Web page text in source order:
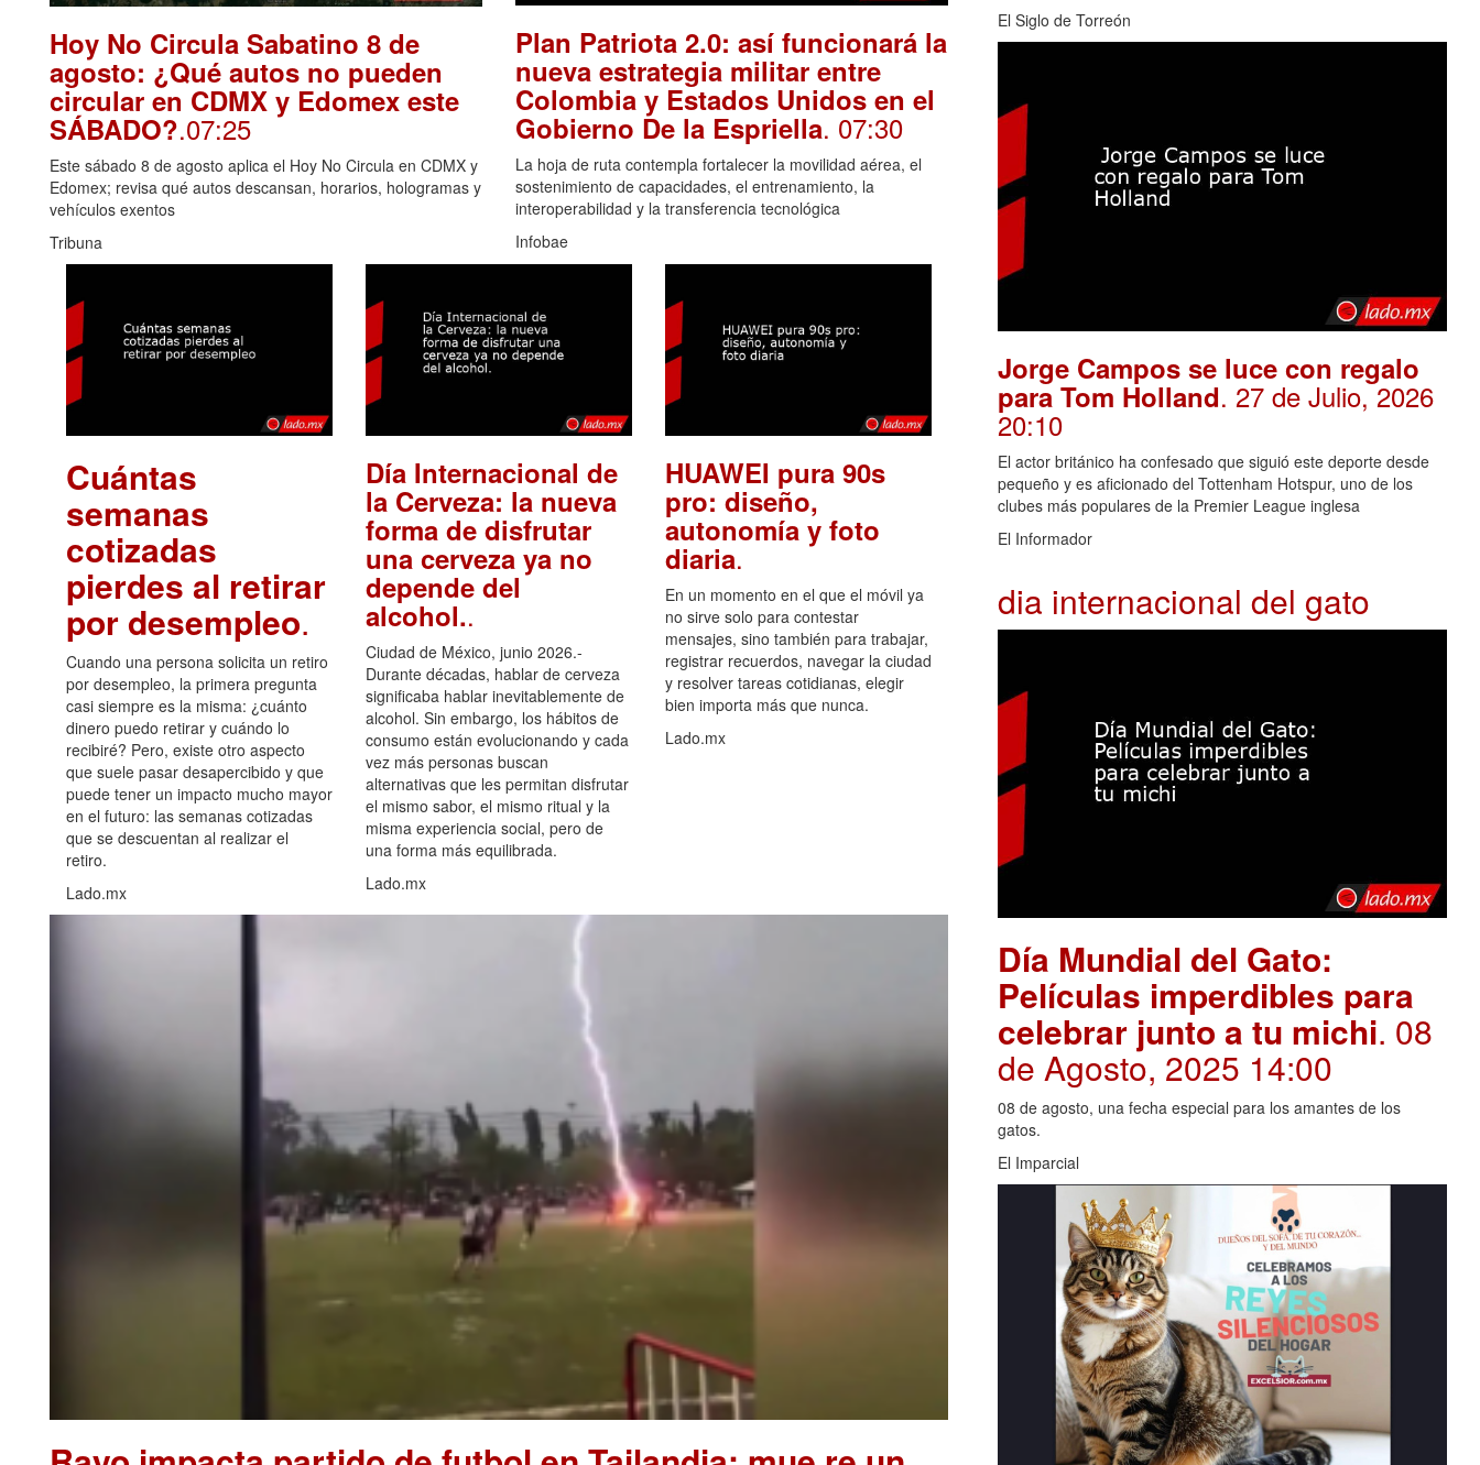
Hoy No Circula Sabatino 8 de
agosto: ¿Qué autos no pueden
circular en CDMX y Edomex este
SÁBADO?.07:25
Este sábado 8 de agosto aplica el Hoy No Circula en CDMX y
Edomex; revisa qué autos descansan, horarios, hologramas y
vehículos exentos
Tribuna
Plan Patriota 2.0: así funcionará la
nueva estrategia militar entre
Colombia y Estados Unidos en el
Gobierno De la Espriella. 07:30
La hoja de ruta contempla fortalecer la movilidad aérea, el
sostenimiento de capacidades, el entrenamiento, la
interoperabilidad y la transferencia tecnológica
Infobae
Cuántas
semanas
cotizadas
pierdes al retirar
por desempleo.
Cuando una persona solicita un retiro
por desempleo, la primera pregunta
casi siempre es la misma: ¿cuánto
dinero puedo retirar y cuándo lo
recibiré? Pero, existe otro aspecto
que suele pasar desapercibido y que
puede tener un impacto mucho mayor
en el futuro: las semanas cotizadas
que se descuentan al realizar el
retiro.
Lado.mx
Día Internacional de
la Cerveza: la nueva
forma de disfrutar
una cerveza ya no
depende del
alcohol..
Ciudad de México, junio 2026.-
Durante décadas, hablar de cerveza
significaba hablar inevitablemente de
alcohol. Sin embargo, los hábitos de
consumo están evolucionando y cada
vez más personas buscan
alternativas que les permitan disfrutar
el mismo sabor, el mismo ritual y la
misma experiencia social, pero de
una forma más equilibrada.
Lado.mx
HUAWEI pura 90s
pro: diseño,
autonomía y foto
diaria.
En un momento en el que el móvil ya
no sirve solo para contestar
mensajes, sino también para trabajar,
registrar recuerdos, navegar la ciudad
y resolver tareas cotidianas, elegir
bien importa más que nunca.
Lado.mx
El Siglo de Torreón
Jorge Campos se luce con regalo
para Tom Holland. 27 de Julio, 2026
20:10
El actor británico ha confesado que siguió este deporte desde
pequeño y es aficionado del Tottenham Hotspur, uno de los
clubes más populares de la Premier League inglesa
El Informador
dia internacional del gato
Día Mundial del Gato:
Películas imperdibles para
celebrar junto a tu michi. 08
de Agosto, 2025 14:00
08 de agosto, una fecha especial para los amantes de los
gatos.
El Imparcial